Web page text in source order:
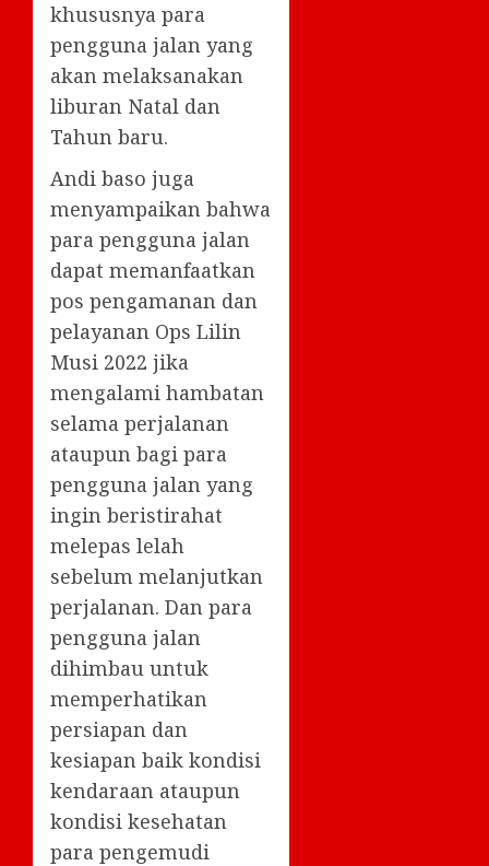
khususnya para
pengguna jalan yang
akan melaksanakan
liburan Natal dan
Tahun baru.
Andi baso juga
menyampaikan bahwa
para pengguna jalan
dapat memanfaatkan
pos pengamanan dan
pelayanan Ops Lilin
Musi 2022 jika
mengalami hambatan
selama perjalanan
ataupun bagi para
pengguna jalan yang
ingin beristirahat
melepas lelah
sebelum melanjutkan
perjalanan. Dan para
pengguna jalan
dihimbau untuk
memperhatikan
persiapan dan
kesiapan baik kondisi
kendaraan ataupun
kondisi kesehatan
para pengemudi